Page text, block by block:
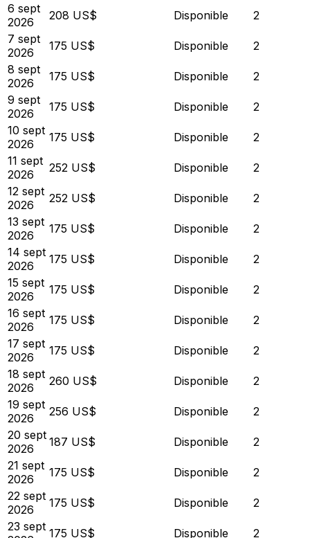
6 sept
2026
208 US$ Disponible
2
7 sept
2026
175 US$ Disponible
2
8 sept
2026
175 US$ Disponible
2
9 sept
2026
175 US$ Disponible
2
10 sept
2026
175 US$ Disponible
2
11 sept
2026
252 US$ Disponible
2
12 sept
2026
252 US$ Disponible
2
13 sept
2026
175 US$ Disponible
2
14 sept
2026
175 US$ Disponible
2
15 sept
2026
175 US$ Disponible
2
16 sept
2026
175 US$ Disponible
2
17 sept
2026
175 US$ Disponible
2
18 sept
2026
260 US$ Disponible
2
19 sept
2026
256 US$ Disponible
2
20 sept
2026
187 US$ Disponible
2
21 sept
2026
175 US$ Disponible
2
22 sept
2026
175 US$ Disponible
2
23 sept 175 US$ Disponible 2